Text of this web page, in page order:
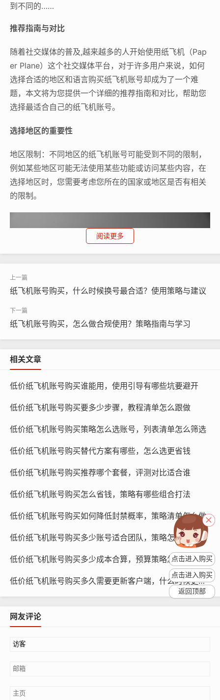
到不同的……
推荐指南与对比
随着社交媒体的普及,越来越多的人开始使用纸飞机（Pap
er Plane）这个社交媒体平台，对于许多用户来说，如何
选择合适的地区和语言购买纸飞机账号却成为了一个难
题，本文将为您提供一个详细的推荐指南和对比，帮助您
选择最适合自己的纸飞机账号。
选择地区的重要性
地区限制：不同地区的纸飞机账号可能受到不同的限制，
例如某些地区可能无法使用某些功能或访问某些内容，在
选择地区时，您需要考虑您所在的国家或地区是否有相关
的限制。
纸飞机账号购买, 在线购买tg账号, 电报聊天账号购买,wdd
和融入当地的文化背景，这对于提高您的社交体验和建立
时差影响：选择与您所在地区相近的地区可以减少时差对
交流便利：选择您熟悉的语言可以大大提高您与当地用户
阅读更多
纸飞机账号购买，什么时候换号最合适？使用策略与建议
纸飞机账号购买，怎么做合规使用？策略指南与学习
相关文章
低价纸飞机账号购买谁能用，使用引导有哪些坑要避开
低价纸飞机账号购买要多少步骤，教程清单怎么跟做
低价纸飞机账号购买策略怎么选账号，列表清单怎么筛选
低价纸飞机账号购买替代方案有哪些，怎么选更省钱
低价纸飞机账号购买推荐哪个套餐，评测对比适合谁
低价纸飞机账号购买怎么省钱，策略有哪些组合打法
低价纸飞机账号购买如何降低封禁概率，策略清单怎么做
低价纸飞机账号购买多少账号适合团队，策略怎么分配
低价纸飞机账号购买多少成本合算，预算策略怎么估算
低价纸飞机账号购买多久需要更新客户端，什么时候更新最稳
网友评论
点击进入购买
点击进入购买
返回顶部